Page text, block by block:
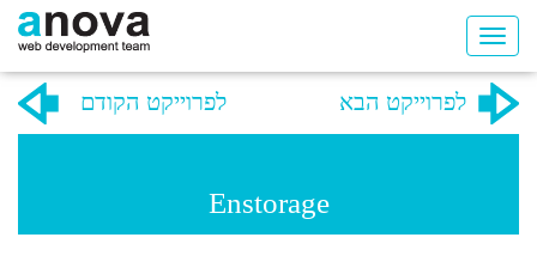
לפרוייקט הקודם לפרוייקט הבא
Enstorage